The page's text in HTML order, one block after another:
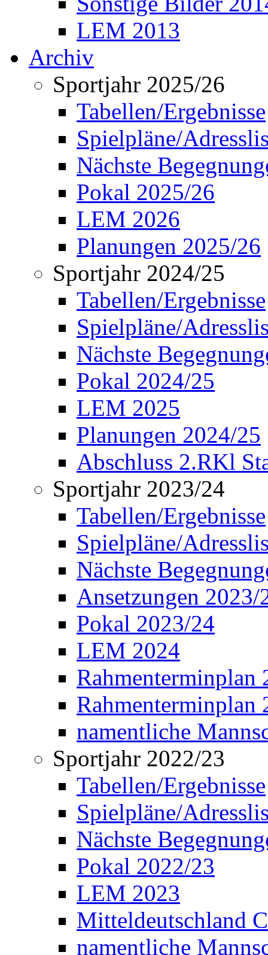
LEM 2013
Archiv
Sportjahr 2025/26
Tabellen/Ergebnisse
Spielpläne/
Nächste
Pokal 2025/26
LEM 2026
Planungen 2025/26
Sportjahr 2024/25
Tabellen/Ergebnisse
Spielpläne/
Nächste
Pokal 2024/25
LEM 2025
Planungen 2024/25
Abschluss 2.RKl
Sportjahr 2023/24
Tabellen/Ergebnisse
Spielpläne/
Nächste
Ansetzungen 2023/
Pokal 2023/24
LEM 2024
Rahmenterminplan
Rahmenterminplan
namentliche
Sportjahr 2022/23
Tabellen/Ergebnisse
Spielpläne/
Nächste
Pokal 2022/23
LEM 2023
Mitteldeutschland
namentliche